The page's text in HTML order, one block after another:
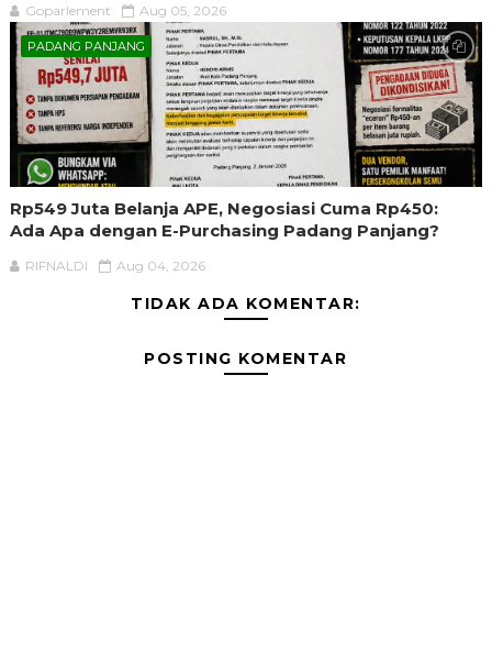
Goparlement Aug 05, 2026
PADANG PANJANG
Rp549 Juta Belanja APE, Negosiasi Cuma Rp450:
Ada Apa dengan E-Purchasing Padang Panjang?
RIFNALDI Aug 04, 2026
TIDAK ADA KOMENTAR:
POSTING KOMENTAR